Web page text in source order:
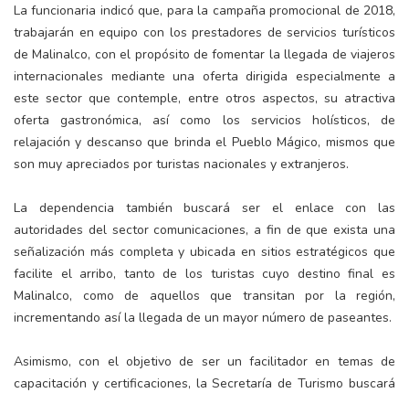
La funcionaria indicó que, para la campaña promocional de 2018,
trabajarán en equipo con los prestadores de servicios turísticos
de Malinalco, con el propósito de fomentar la llegada de viajeros
internacionales mediante una oferta dirigida especialmente a
este sector que contemple, entre otros aspectos, su atractiva
oferta gastronómica, así como los servicios holísticos, de
relajación y descanso que brinda el Pueblo Mágico, mismos que
son muy apreciados por turistas nacionales y extranjeros.
La dependencia también buscará ser el enlace con las
autoridades del sector comunicaciones, a fin de que exista una
señalización más completa y ubicada en sitios estratégicos que
facilite el arribo, tanto de los turistas cuyo destino final es
Malinalco, como de aquellos que transitan por la región,
incrementando así la llegada de un mayor número de paseantes.
Asimismo, con el objetivo de ser un facilitador en temas de
capacitación y certificaciones, la Secretaría de Turismo buscará